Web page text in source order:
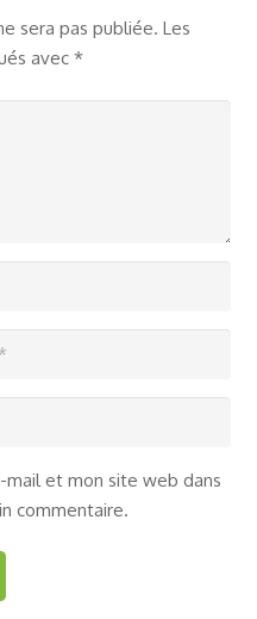
sera pas publiée. Les
avec *
mail et mon site web dans
commentaire.